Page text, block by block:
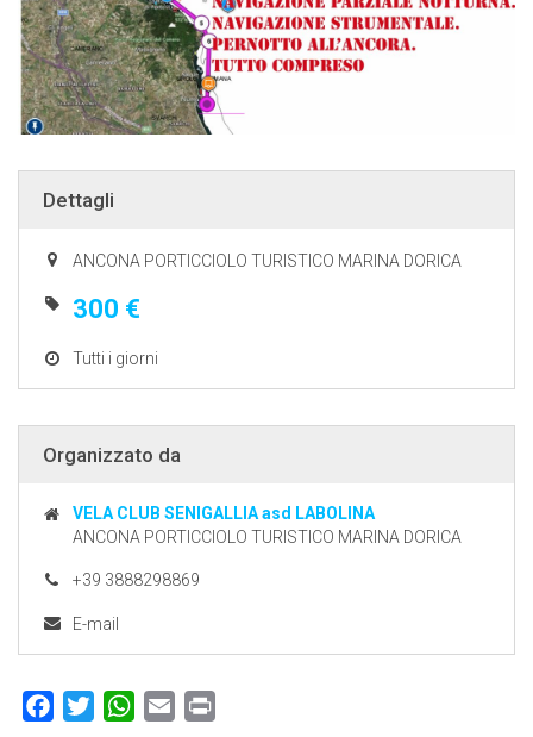
Dettagli
ANCONA PORTICCIOLO TURISTICO MARINA DORICA
300 €
Tutti i giorni
Organizzato da
VELA CLUB SENIGALLIA asd LABOLINA
ANCONA PORTICCIOLO TURISTICO MARINA DORICA
+39 3888298869
E-mail
FacebookTwitterWhatsApp
Email